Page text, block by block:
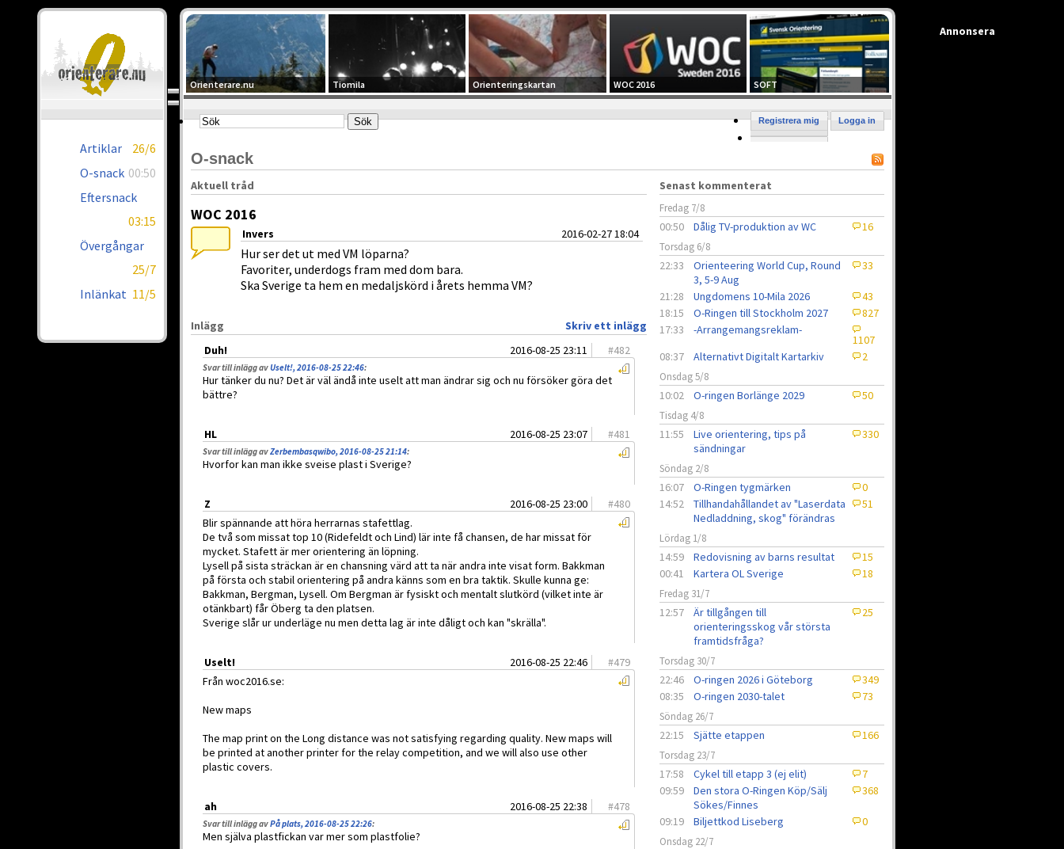
Artiklar
26/6
O-snack 00:50
Eftersnack
03:15
Övergångar
25/7
Inlänkat 11/5
Orienterare.nu Tiomila Orienteringskartan WOC 2016 SOFT
Logga in
Registrera mig
O-snack
Aktuell tråd
WOC 2016
Invers 2016-02-27 18:04
Hur ser det ut med VM löparna?
Favoriter, underdogs fram med dom bara.
Ska Sverige ta hem en medaljskörd i årets hemma VM?
Skriv ett inlägg
Inlägg
Duh!
2016-08-25 23:11 #482
Svar till inlägg avUselt!, 2016-08-25 22:46:
Hur tänker du nu? Det är väl ändå inte uselt att man ändrar sig och nu försöker göra det
bättre?
HL 2016-08-25 23:07 #481
Svar till inlägg avZerbembasqwibo, 2016-08-25 21:14:
Hvorfor kan man ikke sveise plast i Sverige?
Z 2016-08-25 23:00 #480
Blir spännande att höra herrarnas stafettlag.
De två som missat top 10 (Ridefeldt och Lind) lär inte få chansen, de har missat för
mycket. Stafett är mer orientering än löpning.
Lysell på sista sträckan är en chansning värd att ta när andra inte visat form. Bakkman
på första och stabil orientering på andra känns som en bra taktik. Skulle kunna ge:
Bakkman, Bergman, Lysell. Om Bergman är fysiskt och mentalt slutkörd (vilket inte är
otänkbart) får Öberg ta den platsen.
Sverige slår ur underläge nu men detta lag är inte dåligt och kan "skrälla".
Uselt! 2016-08-25 22:46 #479
Från woc2016.se:
New maps
The map print on the Long distance was not satisfying regarding quality. New maps will
be printed at another printer for the relay competition, and we will also use other
plastic covers.
ah 2016-08-25 22:38 #478
Svar till inlägg avPå plats, 2016-08-25 22:26:
Men själva plastfickan var mer som plastfolie?
Senast kommenterat
Fredag 7/8
00:50 Dålig TV-produktion av WC 16
Torsdag 6/8
22:33
Orienteering World Cup, Round
3, 5-9 Aug
33
21:28 Ungdomens 10-Mila 2026
43
18:15
O-Ringen till Stockholm 2027
827
17:33
-Arrangemangsreklam-
1107
08:37
Alternativt Digitalt Kartarkiv 2
Onsdag 5/8
10:02 O-ringen Borlänge 2029 50
Tisdag 4/8
11:55
Live orientering, tips på
sändningar
330
Söndag 2/8
16:07 O-Ringen tygmärken
0
14:52
Tillhandahållandet av "Laserdata
Nedladdning, skog" förändras
51
Lördag 1/8
14:59 Redovisning av barns resultat
15
00:41
Kartera OL Sverige 18
Fredag 31/7
12:57
Är tillgången till
orienteringsskog vår största
framtidsfråga?
25
Torsdag 30/7
22:46 O-ringen 2026 i Göteborg
349
08:35
O-ringen 2030-talet 73
Söndag 26/7
22:15 Sjätte etappen 166
Torsdag 23/7
17:58 Cykel till etapp 3 (ej elit)
7
09:59
Den stora O-Ringen Köp/Sälj
Sökes/Finnes
368
09:19 Biljettkod Liseberg 0
Onsdag 22/7
Annonsera